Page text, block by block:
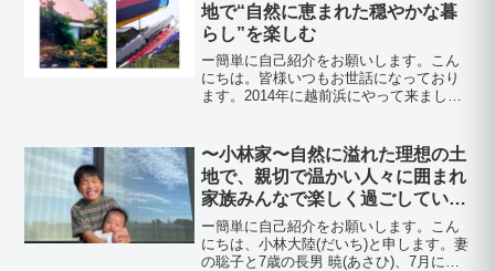
地で“自然に恵まれた穏やかな暮
らし”を楽しむ
ー簡単に自己紹介をお願いします。こん
にちは。皆様いつもお世話になっており
ます。2014年に越前浜にやって来まし
ど思い描いていたような家、土地がここ
でした。 ー今...
〜小林家〜自然に溢れた理想の土
地で、親切で温かい人々に囲まれ
家族みんなで楽しく過ごしていま
す。
ー簡単に自己紹介をお願いします。こん
にちは、小林大陸(だいち)と申します。妻
の聡子と7歳の長男 暁(あさひ)、7月に産